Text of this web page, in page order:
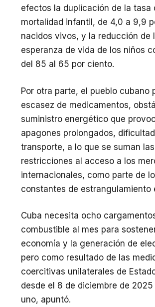
efectos la duplicación de la tasa
mortalidad infantil, de 4,0 a 9,9
nacidos vivos, y la reducción de
esperanza de vida de los niños
del 85 al 65 por ciento.
Por otra parte, el pueblo cubano
escasez de medicamentos,
suministro energético que
apagones prolongados,
transporte, a lo que se suman las
restricciones al acceso a los
internacionales, como parte de
constantes de estrangulamiento
Cuba necesita ocho
combustible al mes para
economía y la generación de
pero como resultado de las
coercitivas unilaterales de
desde el 8 de diciembre de
uno, apuntó.